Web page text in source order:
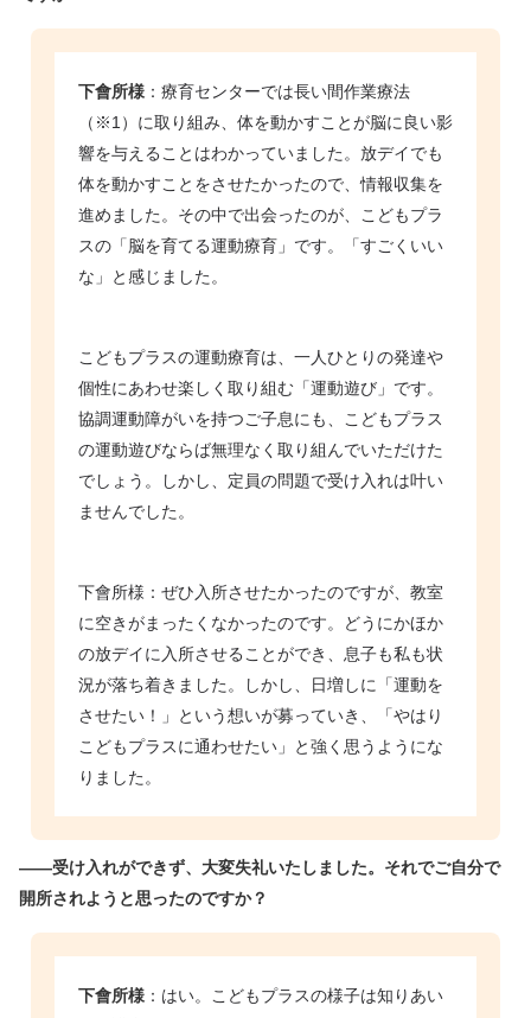
下會所様 ： 療育センターでは長い間作業療法
（※1）に取り組み、体を動かすことが脳に良い影
響を与えることはわかっていました。放デイでも
体を動かすことをさせたかったので、情報収集を
進めました。その中で出会ったのが、こどもプラ
スの「脳を育てる運動療育」です。「すごくいい
な」と感じました。
こどもプラスの運動療育は、一人ひとりの発達や
個性にあわせ楽しく取り組む「運動遊び」です。
協調運動障がいを持つご子息にも、こどもプラス
の運動遊びならば無理なく取り組んでいただけた
でしょう。しかし、定員の問題で受け入れは叶い
ませんでした。
下會所様：ぜひ入所させたかったのですが、教室
に空きがまったくなかったのです。どうにかほか
の放デイに入所させることができ、息子も私も状
況が落ち着きました。しかし、日増しに「運動を
させたい！」という想いが募っていき、「やはり
こどもプラスに通わせたい」と強く思うようにな
りました。
――受け入れができず、大変失礼いたしました。それでご自分で
開所されようと思ったのですか？
下會所様 ： はい。こどもプラスの様子は知りあい